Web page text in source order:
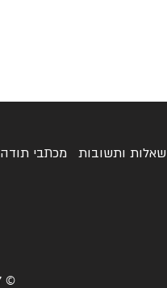
מכתבי תודה שאלות ותשובות
© 2017 כל הזכויות שמורות רן גרין